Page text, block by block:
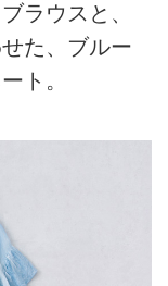
ラウスと、
た、ブルー
ト。